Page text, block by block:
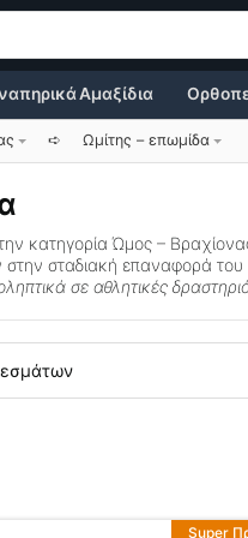
Αμαξίδια
➪ Ωμίτης – επωμίδα
κατηγορία Ώμος –
σταδιακή επαναφορά του
σε αθλητικές
Super
Αυτό